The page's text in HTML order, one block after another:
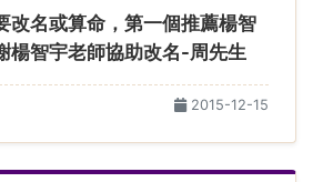
改名或算命，第一個推薦楊智
楊智宇老師協助改名-周先生
2015-12-15